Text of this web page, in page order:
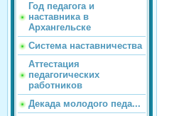
Год педагога и
наставника в
Архангельске
Система наставничества
Аттестация
педагогических
работников
Декада молодого педа...